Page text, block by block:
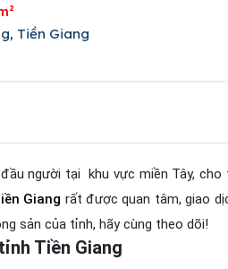
Tiền Giang
người tại khu vực miền Tây,
Giang rất được quan tâm, giao
sản của tỉnh, hãy cùng theo dõi!
Tiền Giang